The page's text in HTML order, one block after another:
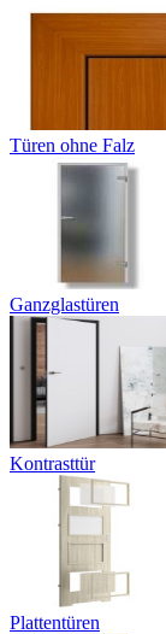
Türen ohne Falz
Ganzglastüren
Kontrasttür
Plattentüren